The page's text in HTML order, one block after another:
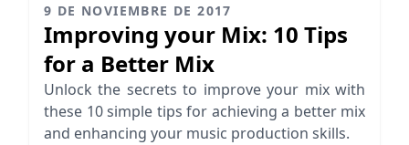
9 DE NOVIEMBRE DE 2017
Improving your Mix: 10 Tips
for a Better Mix
Unlock the secrets to improve your mix with
these 10 simple tips for achieving a better mix
and enhancing your music production skills.